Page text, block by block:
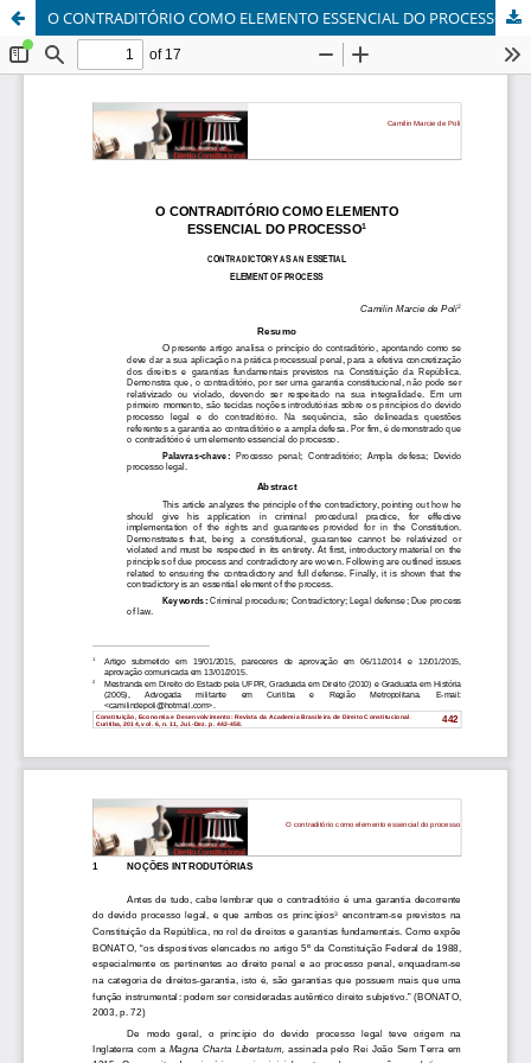
O CONTRADITÓRIO COMO ELEMENTO ESSENCIAL DO PROCESSO